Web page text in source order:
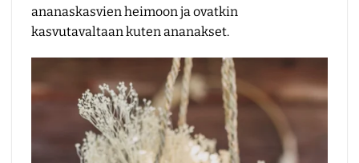
ananaskasvien heimoon ja ovatkin
kasvutavaltaan kuten ananakset.